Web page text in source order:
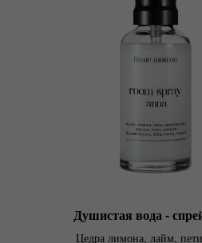
Душистая вода -
Цедра лимона, лайм,